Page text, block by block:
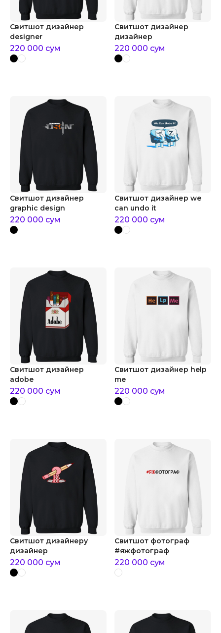
Свитшот дизайнер
designer
220 000 сум
Свитшот дизайнер
дизайнер
220 000 сум
Свитшот дизайнер
graphic design
220 000 сум
Свитшот дизайнер we
can undo it
220 000 сум
Свитшот дизайнер
adobe
220 000 сум
Свитшот дизайнер help
me
220 000 сум
Свитшот дизайнеру
дизайнер
220 000 сум
Свитшот фотограф
#яжфотограф
220 000 сум